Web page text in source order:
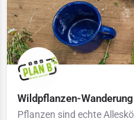
Wildpflanzen-Wanderung